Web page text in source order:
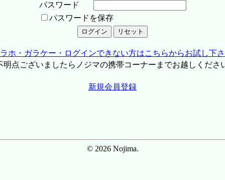
パスワード
パスワードを保存
ホ・ガラケー・ログインできない方はこちらからお試し下
点ございましたらノジマの携帯コーナーまでお越しくださ
新規会員登録
© 2026 Nojima.